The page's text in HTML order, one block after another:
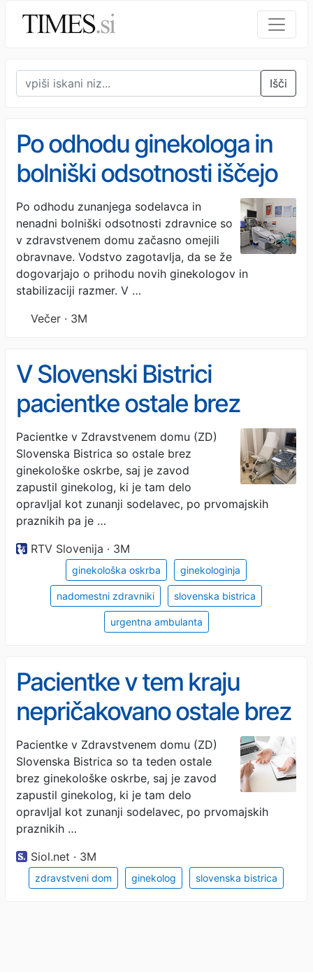
Išči
Po odhodu ginekologa in
bolniški odsotnosti iščejo
rešitev za pacientke​
Po odhodu zunanjega sodelavca in
nenadni bolniški odsotnosti zdravnice so
v zdravstvenem domu začasno omejili
obravnave. Vodstvo zagotavlja, da se že
dogovarjajo o prihodu novih ginekologov in
stabilizaciji razmer. V …
Večer · 3M
V Slovenski Bistrici
pacientke ostale brez
ginekološke oskrbe
Pacientke v Zdravstvenem domu (ZD)
Slovenska Bistrica so ostale brez
ginekološke oskrbe, saj je zavod
zapustil ginekolog, ki je tam delo
opravljal kot zunanji sodelavec, po prvomajskih
praznikih pa je …
RTV Slovenija · 3M
ginekološka oskrba ginekologinja
nadomestni zdravniki slovenska bistrica
urgentna ambulanta
Pacientke v tem kraju
nepričakovano ostale brez
ginekološke oskrbe
Pacientke v Zdravstvenem domu (ZD)
Slovenska Bistrica so ta teden ostale
brez ginekološke oskrbe, saj je zavod
zapustil ginekolog, ki je tam delo
opravljal kot zunanji sodelavec, po prvomajskih
praznikih …
Siol.net · 3M
zdravstveni dom ginekolog slovenska bistrica